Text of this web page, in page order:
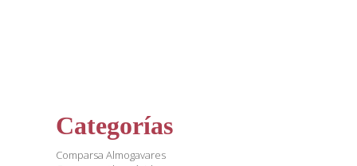
Categorías
Comparsa Almogavares